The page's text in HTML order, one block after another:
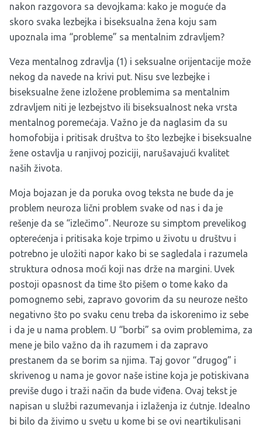
nakon razgovora sa devojkama: kako je moguće da
skoro svaka lezbejka i biseksualna žena koju sam
upoznala ima “probleme” sa mentalnim zdravljem?
Veza mentalnog zdravlja (1) i seksualne orijentacije može
nekog da navede na krivi put. Nisu sve lezbejke i
biseksualne žene izložene problemima sa mentalnim
zdravljem niti je lezbejstvo ili biseksualnost neka vrsta
mentalnog poremećaja. Važno je da naglasim da su
homofobija i pritisak društva to što lezbejke i biseksualne
žene ostavlja u ranjivoj poziciji, narušavajući kvalitet
naših života.
Moja bojazan je da poruka ovog teksta ne bude da je
problem neuroza lični problem svake od nas i da je
rešenje da se “izlečimo”. Neuroze su simptom prevelikog
opterećenja i pritisaka koje trpimo u životu u društvu i
potrebno je uložiti napor kako bi se sagledala i razumela
struktura odnosa moći koji nas drže na margini. Uvek
postoji opasnost da time što pišem o tome kako da
pomognemo sebi, zapravo govorim da su neuroze nešto
negativno što po svaku cenu treba da iskorenimo iz sebe
i da je u nama problem. U “borbi” sa ovim problemima, za
mene je bilo važno da ih razumem i da zapravo
prestanem da se borim sa njima. Taj govor “drugog” i
skrivenog u nama je govor naše istine koja je potiskivana
previše dugo i traži način da bude viđena. Ovaj tekst je
napisan u službi razumevanja i izlaženja iz ćutnje. Idealno
bi bilo da živimo u svetu u kome bi se ovi neartikulisani